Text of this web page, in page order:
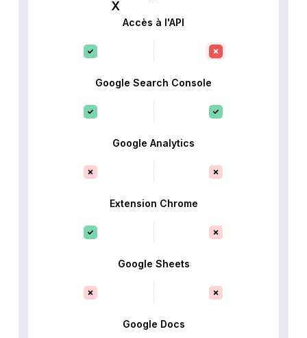
Accès à l'API
Google Search Console
Google Analytics
Extension Chrome
Google Sheets
Google Docs